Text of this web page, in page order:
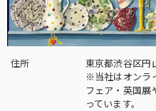
住所
東京都渋谷区円
※当社はオンラ
フェア・英国展
っています。